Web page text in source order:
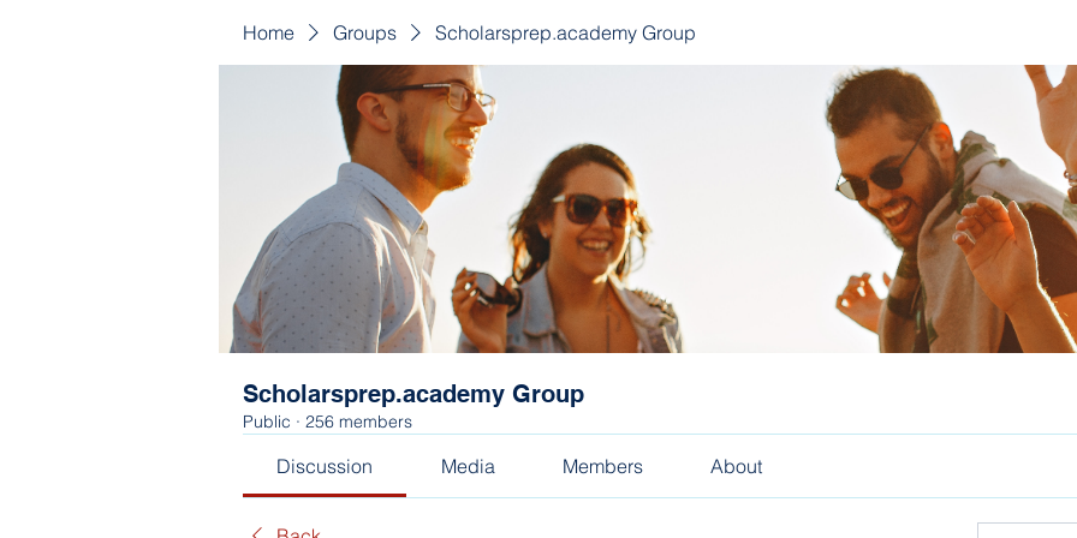
Home Groups Scholarsprep.academy Group
Scholarsprep.academy Group
Public · 256 members
Discussion Media Members About